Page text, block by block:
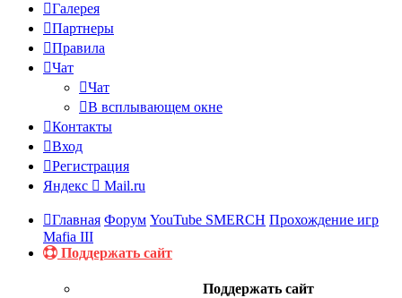
Галерея
Партнеры
Правила
Чат
Чат
В всплывающем окне
Контакты
Вход
Регистрация
Яндекс
Mail.ru
Главная Форум YouTube SMERCH Прохождение игр
Mafia III
Поддержать сайт
Поддержать сайт